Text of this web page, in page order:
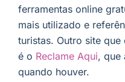
ferramentas online
mais utilizado e
turistas. Outro site
é o Reclame Aqui, que
quando houver.